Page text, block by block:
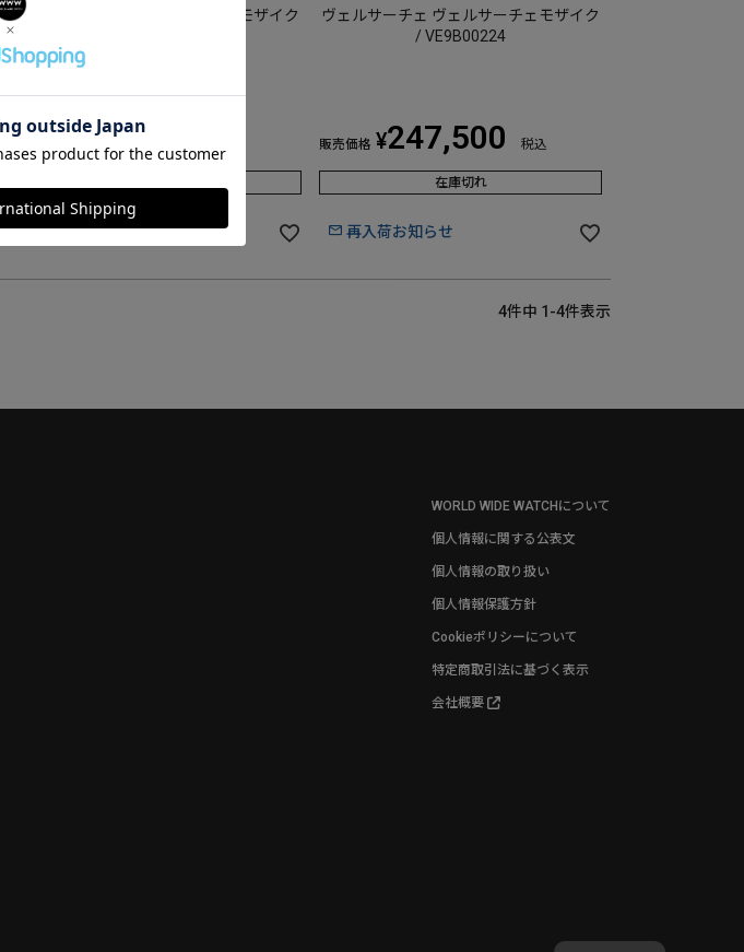
ヴェルサーチェ ヴェルサーチェモザイク
¥271,700
再入荷お知らせ
ヴェルサーチェ ヴェルサーチェモザイク
/ VE9B00224
販売価格 ¥247,500 税込
在庫切れ
再入荷お知らせ
4件中 1 -4件表示
WORLD WIDE WATCHについて
個人情報に関する公表文
個人情報の取り扱い
個人情報保護方針
Cookieポリシーについて
特定商取引法に基づく表示
会社概要